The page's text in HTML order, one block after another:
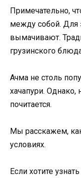
Примечательно,
между собой. Для
вымачивают.
грузинского
Ачма не столь
хачапури.
почитается.
Мы расскажем,
условиях.
Если хотите